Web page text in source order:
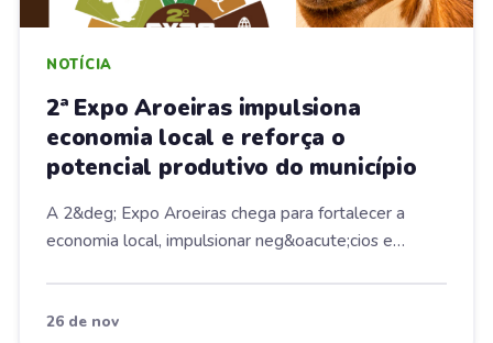
NOTÍCIA
2ª Expo Aroeiras impulsiona
economia local e reforça o
potencial produtivo do município
A 2&deg; Expo Aroeiras chega para fortalecer a
economia local, impulsionar neg&oacute;cios e
26 de nov